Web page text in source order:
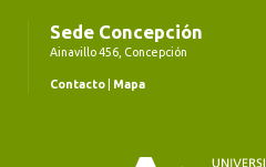
Sede Concepción
Ainavillo 456, Concepción
Contacto Mapa